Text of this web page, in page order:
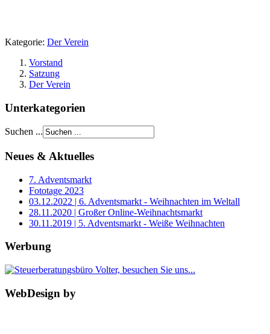
Kategorie: Der Verein
Vorstand
Satzung
Der Verein
Unterkategorien
Suchen ...
Neues & Aktuelles
7. Adventsmarkt
Fototage 2023
03.12.2022 | 6. Adventsmarkt - Weihnachten im Weltall
28.11.2020 | Großer Online-Weihnachtsmarkt
30.11.2019 | 5. Adventsmarkt - Weiße Weihnachten
Werbung
WebDesign by